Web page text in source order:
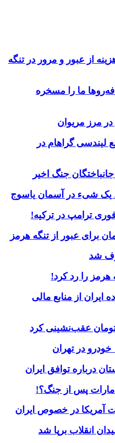
از عبور و مرور در تنگه
ما را مسخره
مرز مریوان
لیندسی گراهام در
جنگ اخیر
شیء در آسمان یاسوج
ترامپ در ترکیه!
برای عبور از تنگه هرمز
شد
را رد کرد!
ایران از منابع مالی
درباره توافق ایران
امارات پس از جنگ؟!
آمریکا در خصوص ایران
انقلاب برپا شد